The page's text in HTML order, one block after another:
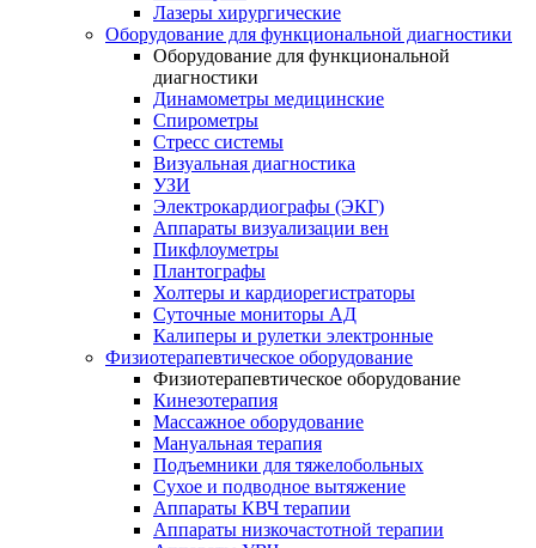
Лазеры хирургические
Оборудование для функциональной диагностики
Оборудование для функциональной
диагностики
Динамометры медицинские
Спирометры
Стресс системы
Визуальная диагностика
УЗИ
Электрокардиографы (ЭКГ)
Аппараты визуализации вен
Пикфлоуметры
Плантографы
Холтеры и кардиорегистраторы
Суточные мониторы АД
Калиперы и рулетки электронные
Физиотерапевтическое оборудование
Физиотерапевтическое оборудование
Кинезотерапия
Массажное оборудование
Мануальная терапия
Подъемники для тяжелобольных
Сухое и подводное вытяжение
Аппараты КВЧ терапии
Аппараты низкочастотной терапии